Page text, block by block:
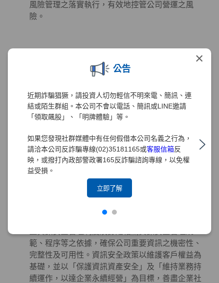
×
公告
近期詐騙猖獗，請投資人切勿輕信不明來電、簡訊、連
結或陌生群組。本公司不會以電話、簡訊或LINE邀請
「領取飆股」、「明牌體驗」等。
如果您發現社群媒體中有任何假借本公司名義之行為，
請洽本公司反詐騙專線(02)35181165或客服信箱反
映，或撥打內政部警政署165反詐騙諮詢專線，以免權
益受損。
立即了解
風險管理之落實執行，有效地控管公司營運之風
險。
為強化元大證券對智慧管理財產的重視與保護，元
大證券2020年已訂定「智慧財產權管理要點」、
元大金控政策，2021年導入台灣智慧財產管理系統
(TIPS)，並訂定及修正相關規章，以建置有效之管
慧財產管理小組以負責相關管理工作，2021年12月
已取得TIPS(A級)認證，2022年及2024年分別取得
TIPS(A級)再認證。
董事會為元大證券資訊安全管理之最高決策單位，
範、程序等之依據，確保公司重要資訊之機密性、
完整性及可用性。資訊安全政策以維護客戶權益為
基礎，並以「保護資訊資產安全」及「維持業務持
續運作，以達企業永續經營」為目標，善盡企業社